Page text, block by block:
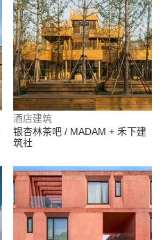
酒店建筑
银杏林茶吧 / MADAM + 禾下建
筑社